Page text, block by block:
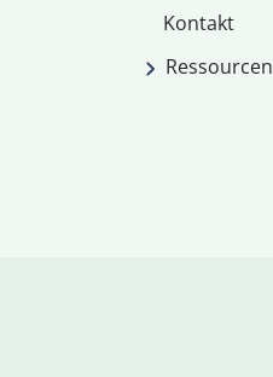
Kontakt
Ressourcen